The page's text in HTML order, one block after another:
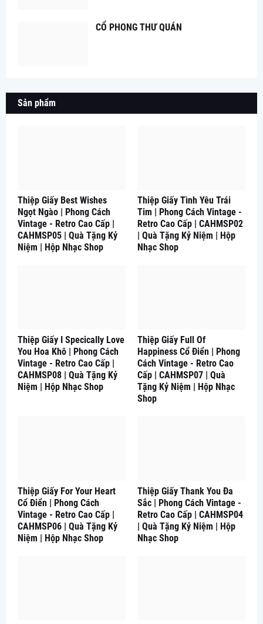
CỔ PHONG THƯ QUÁN
Sản phẩm
Thiệp Giấy Best Wishes
Ngọt Ngào | Phong Cách
Vintage - Retro Cao Cấp |
CAHMSP05 | Quà Tặng Kỷ
Niệm | Hộp Nhạc Shop
Thiệp Giấy Tình Yêu Trái
Tim | Phong Cách Vintage -
Retro Cao Cấp | CAHMSP02
| Quà Tặng Kỷ Niệm | Hộp
Nhạc Shop
Thiệp Giấy I Specically Love
You Hoa Khô | Phong Cách
Vintage - Retro Cao Cấp |
CAHMSP08 | Quà Tặng Kỷ
Niệm | Hộp Nhạc Shop
Thiệp Giấy Full Of
Happiness Cổ Điển | Phong
Cách Vintage - Retro Cao
Cấp | CAHMSP07 | Quà
Tặng Kỷ Niệm | Hộp Nhạc
Shop
Thiệp Giấy For Your Heart
Cổ Điển | Phong Cách
Vintage - Retro Cao Cấp |
CAHMSP06 | Quà Tặng Kỷ
Niệm | Hộp Nhạc Shop
Thiệp Giấy Thank You Đa
Sắc | Phong Cách Vintage -
Retro Cao Cấp | CAHMSP04
| Quà Tặng Kỷ Niệm | Hộp
Nhạc Shop